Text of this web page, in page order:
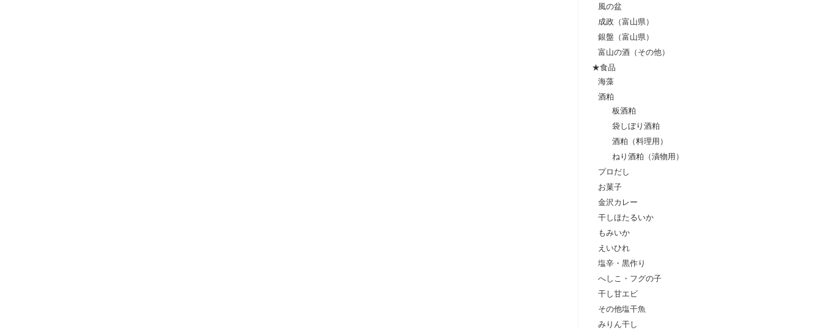
風の盆
成政（富山県）
銀盤（富山県）
富山の酒（その他）
★食品
海藻
酒粕
板酒粕
袋しぼり酒粕
酒粕（料理用）
ねり酒粕（漬物用）
プロだし
お菓子
金沢カレー
干しほたるいか
もみいか
えいひれ
塩辛・黒作り
へしこ・フグの子
干し甘エビ
その他塩干魚
みりん干し